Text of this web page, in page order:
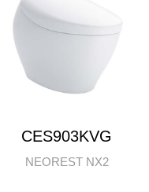
CES903KVG
NEOREST NX2